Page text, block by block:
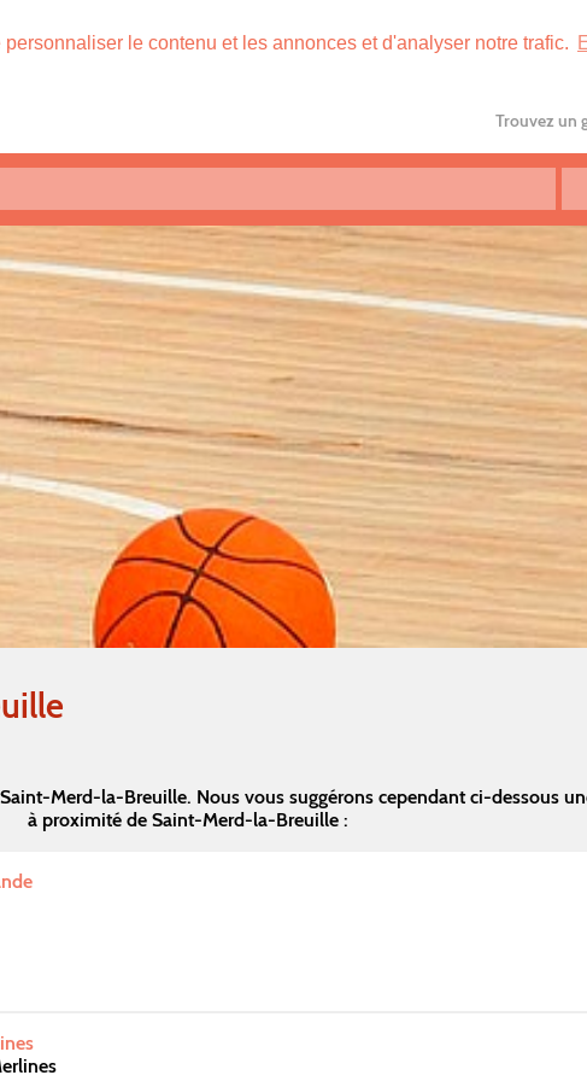
le contenu et les annonces et d'analyser notre trafic.
Trouvez un
Merd-la-Breuille. Nous vous suggérons cependant ci-dessous
à proximité de Saint-Merd-la-Breuille :